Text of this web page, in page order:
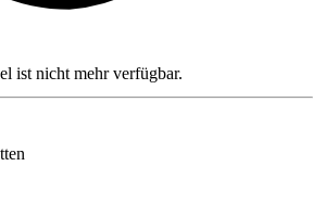
ist nicht mehr verfügbar.